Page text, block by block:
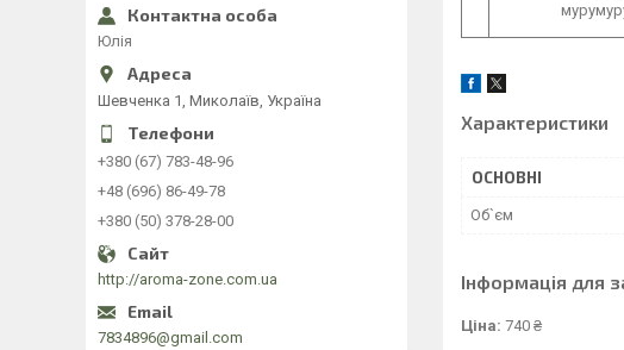
Характеристики
ОСНОВНІ
Об`єм
Інформація для
Ціна: 740 ₴
Юлія
Шевченка 1, Миколаїв, Україна
+380 (67) 783-48-96
+48 (696) 86-49-78
+380 (50) 378-28-00
http://aroma-zone.com.ua
7834896@gmail.com